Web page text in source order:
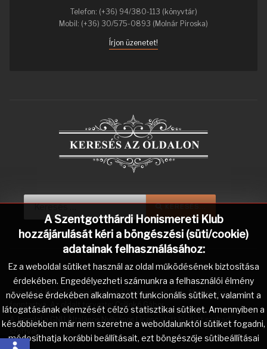
A Szentgotthárdi Honismereti Klub
hozzájárulását kéri a böngészési (süti/cookie)
adatainak felhasználásához:
Ez a weboldal sütiket használ az oldal működésének biztosítása
érdekében. Engedélyezheti számunkra a felhasználói élmény
növelése érdekében alkalmazott funkcionális sütiket, valamint a
látogatásának elemzését célzó statisztikai sütiket. Amennyiben a
későbbiekben már nem szeretne a weboldalunktól sütiket fogadni,
módosíthatja korábbi beállításait, ezt böngészője sütibeállításai
Telefon: (+36) 94/380-113 (könyvtár)
Mobil: (+36) 30/575-0893 (Molnár Piroska)
Írjon üzenetet!
Keresés... Type 2 or more characters for
Copyright © 2026 Szentgotthárdi Honismereti Klub. Minden jog
fenntartva. Az oldalt tervezte:Csilinkó Gábor.
A
Joomla! a GNU Általános Nyilvános Licenc
alatt kiadott szabad